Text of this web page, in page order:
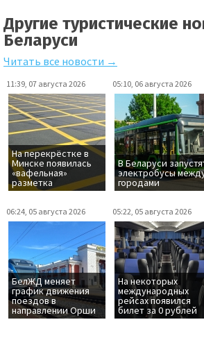
Другие туристические
Беларуси
Читать все новости →
11:39, 07 августа 2026
На перекрёстке в
Минске появилась
«вафельная»
разметка
05:10, 06 августа 2026
В Беларуси
электробусы
городами
06:24, 05 августа 2026
БелЖД меняет
график движения
поездов в
направлении Орши
05:22, 05 августа 2026
На некоторых
международных
рейсах появился
билет за 0 рублей